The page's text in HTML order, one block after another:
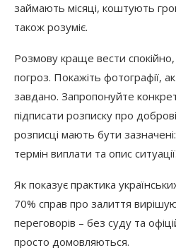
займають місяці, коштують
також розуміє.
Розмову краще вести
погроз. Покажіть фотографії,
завдано. Запропонуйте
підписати розписку про
розписці мають бути
термін виплати та опис ситуації.
Як показує практика
70% справ про залиття
переговорів – без суду та
просто домовляються.